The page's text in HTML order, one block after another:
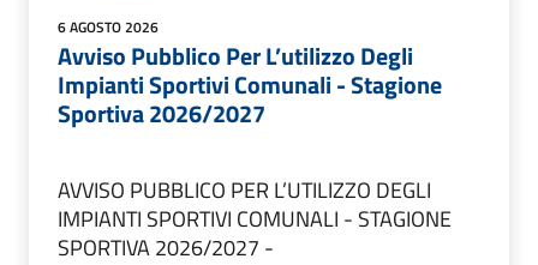
6 AGOSTO 2026
Avviso Pubblico Per L’utilizzo Degli
Impianti Sportivi Comunali - Stagione
Sportiva 2026/2027
AVVISO PUBBLICO PER L’UTILIZZO DEGLI
IMPIANTI SPORTIVI COMUNALI - STAGIONE
SPORTIVA 2026/2027 -